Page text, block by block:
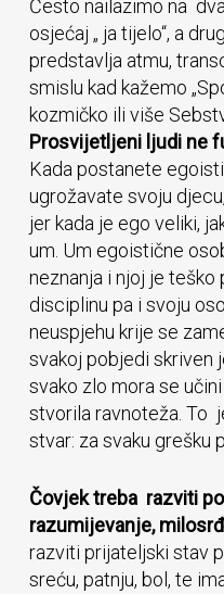
Često nailazimo na
osjećaj „ ja tijelo“, a
predstavlja atmu,
smislu kad kažemo
kozmičko ili više
Prosvijetljeni ljudi ne
Kada postanete
ugrožavate svoju
jer kada je ego veliki,
um. Um egoistične
neznanja i njoj je teško
disciplinu pa i svoju
neuspjehu krije se
svakoj pobjedi skriven
svako zlo mora se
stvorila ravnoteža. To
stvar: za svaku grešku
Čovjek treba razviti
razumijevanje,
razviti prijateljski stav
sreću, patnju, bol, te